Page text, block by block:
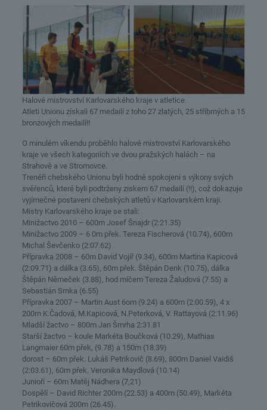
Halové mistrovství Karlovarského kraje v atletice.
Atleti Unionu získali 67 medailí z toho 27 zlatých, 25 stříbrných a 15
bronzových medailí!!
O minulém víkendu proběhlo halové mistrovství Karlovarského
kraje ve všech kategoriích ve dvou pražských halách – na
Strahově a ve Stromovce.
Trenéři chebského Unionu byli hodně spokojeni s výkony svých
svěřenců, které byli podtrženy ziskem 67 medailí (!!), což dokazuje
vyjímečné postaveni chebských atletů v Karlovarském kraji.
Mistry Karlovarského kraje se stali:
Minižactvo 2010 – 600m Josef Šnajdr (2:21.35)
Minižactvo 2009 – 6 0m přek. Tereza Fischerová (10.74), 600m
Michal Ševčenko (2:07.62)
Přípravka 2008 – 60m David Vojíř (9.34), 600m Martina Kapicová
(2:09.71) a dálka (3.65), 60m přek. Štěpán Denk (10.75), dálka
Štěpán Němeček (3.88), hod míčem Tereza Žaludová (7.55) a
Sebastián Srnka (6.55)
Přípravka 2007 – Martin Aust 6om (9.24) a 600m (2:00.59), 4 x
200m K.Čadová, M.Kapicová, N.Peterková, V. Rattayová (2:11.96)
Mladší žactvo – 800m Jan Šmrha 2:31.81
Starší žactvo – koule Markéta Boučková (10.29), Mathias
Langmaier 60m přek, (9.78) a 150m (18.39)
dorost – 60m přek. Lukáš Petrikovič (8.69), 800m Daniel Vaidiš
(2:03.61), 60m přek. Veronika Maydlová (10.14)
Junioři – 60m Matěj Nádhera (7,21)
Dospělí – David Richter 200m (22.53) a 400m (50.49), Markéta
Petrikovičová 200m (26.45).